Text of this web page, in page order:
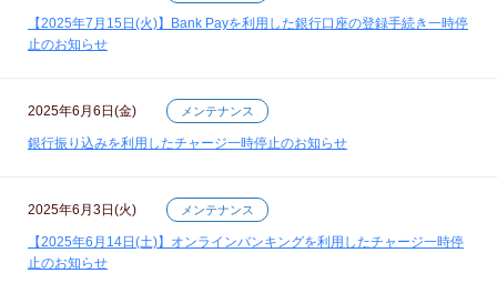
【2025年7月15日(火)】Bank Payを利用した銀行口座の登録手続き一時停
止のお知らせ
2025年6月6日(金) メンテナンス
銀行振り込みを利用したチャージ一時停止のお知らせ
2025年6月3日(火) メンテナンス
【2025年6月14日(土)】オンラインバンキングを利用したチャージ一時停
止のお知らせ